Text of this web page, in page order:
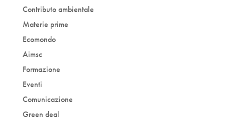
Contributo ambientale
Materie prime
Ecomondo
Aimsc
Formazione
Eventi
Comunicazione
Green deal